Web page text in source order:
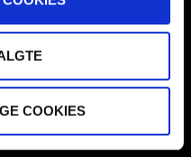
COOKIES
HÅNDBOLD I
I BSH